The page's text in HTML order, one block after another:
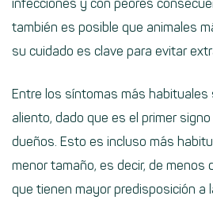
infecciones y con peores
también es posible que animales
su cuidado es clave para evitar
Entre los síntomas más habituales
aliento, dado que es el primer
dueños. Esto es incluso más
menor tamaño, es decir, de menos
que tienen mayor predisposición a